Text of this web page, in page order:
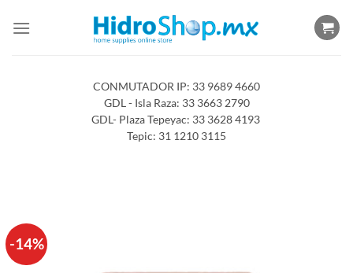
CONMUTADOR IP: 33 9689 4660
GDL - Isla Raza: 33 3663 2790
GDL- Plaza Tepeyac: 33 3628 4193
Tepic: 31 1210 3115
-14%